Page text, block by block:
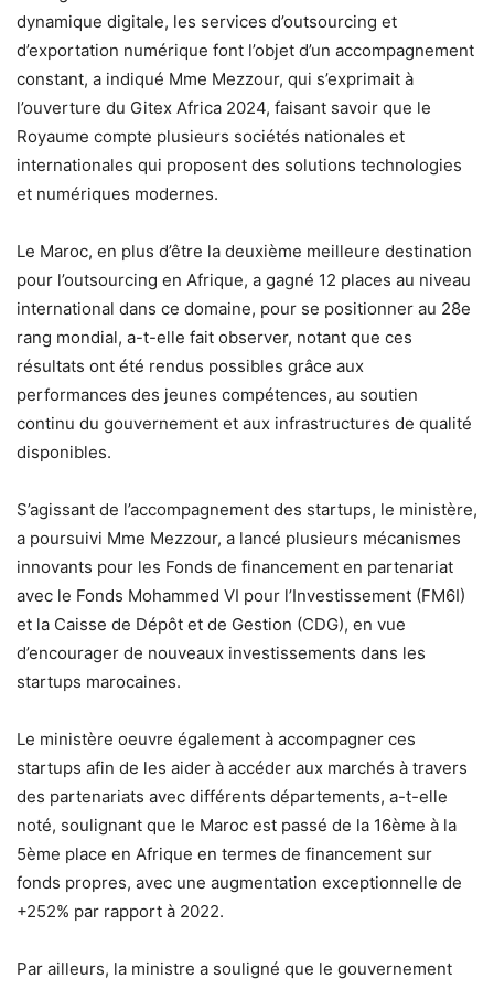
dynamique digitale, les services d’outsourcing et
d’exportation numérique font l’objet d’un accompagnement
constant, a indiqué Mme Mezzour, qui s’exprimait à
l’ouverture du Gitex Africa 2024, faisant savoir que le
Royaume compte plusieurs sociétés nationales et
internationales qui proposent des solutions technologies
et numériques modernes.
Le Maroc, en plus d’être la deuxième meilleure destination
pour l’outsourcing en Afrique, a gagné 12 places au niveau
international dans ce domaine, pour se positionner au 28e
rang mondial, a-t-elle fait observer, notant que ces
résultats ont été rendus possibles grâce aux
performances des jeunes compétences, au soutien
continu du gouvernement et aux infrastructures de qualité
disponibles.
S’agissant de l’accompagnement des startups, le ministère,
a poursuivi Mme Mezzour, a lancé plusieurs mécanismes
innovants pour les Fonds de financement en partenariat
avec le Fonds Mohammed VI pour l’Investissement (FM6I)
et la Caisse de Dépôt et de Gestion (CDG), en vue
d’encourager de nouveaux investissements dans les
startups marocaines.
Le ministère oeuvre également à accompagner ces
startups afin de les aider à accéder aux marchés à travers
des partenariats avec différents départements, a-t-elle
noté, soulignant que le Maroc est passé de la 16ème à la
5ème place en Afrique en termes de financement sur
fonds propres, avec une augmentation exceptionnelle de
+252% par rapport à 2022.
Par ailleurs, la ministre a souligné que le gouvernement